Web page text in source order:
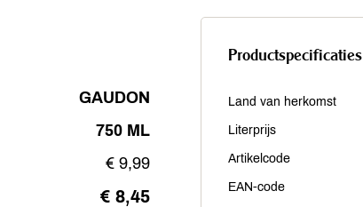
GAUDON
750 ML
€ 9,99
€ 8,45
Productspecificaties
Land van herkomst
Literprijs
Artikelcode
EAN-code